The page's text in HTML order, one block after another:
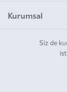
Kurumsal
Siz de